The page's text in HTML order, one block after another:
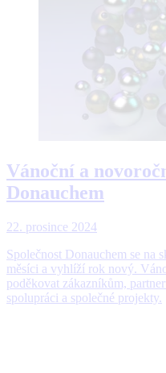
Vánoční a
Donauchem
22. prosince 2024
Společnost Donauchem se
měsíci a vyhlíží rok nový.
poděkovat zákazníkům,
spolupráci a společné projekty.